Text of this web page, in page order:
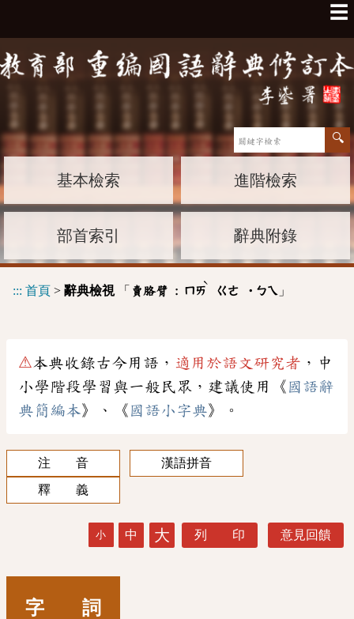
☰
基本檢索 進階檢索
部首索引 辭典附錄
::: 首頁 > 辭典檢視「 賣胳臂 : ㄇㄞ
ˋ
ㄍㄜ ˙ㄅㄟ 」
⚠本典收錄古今用語， 適用於語文研究者 ，中
小學階段學習與一般民眾，建議使用《 國語辭
典簡編本》、《 國語小字典》。
注 音
漢語拼音
釋 義
小 中 大 列 印 意見回饋
字 詞